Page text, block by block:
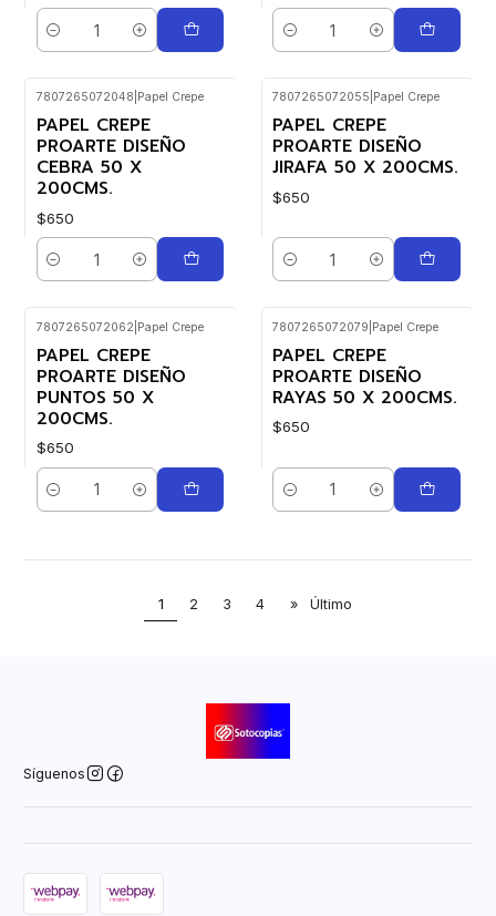
Cantidad Cantidad
7807265072048 Papel Crepe
PAPEL CREPE
PROARTE DISEÑO
CEBRA 50 X
200CMS.
$650
Cantidad
7807265072055 Papel Crepe
PAPEL CREPE
PROARTE DISEÑO
JIRAFA 50 X 200CMS.
$650
Cantidad
7807265072062 Papel Crepe
PAPEL CREPE
PROARTE DISEÑO
PUNTOS 50 X
200CMS.
$650
Cantidad
7807265072079 Papel Crepe
PAPEL CREPE
PROARTE DISEÑO
RAYAS 50 X 200CMS.
$650
Cantidad
1 2 3 4 » Último
Síguenos